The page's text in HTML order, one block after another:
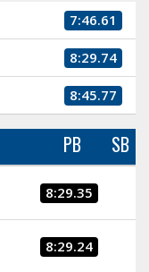
7:46.61
8:29.74
8:45.77
PB SB
8:29.35
8:29.24